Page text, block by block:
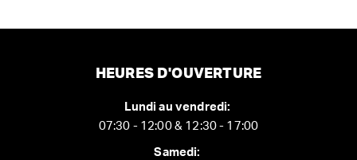
HEURES D'OUVERTURE
Lundi au vendredi:
07:30 - 12:00 & 12:30 - 17:00
Samedi: